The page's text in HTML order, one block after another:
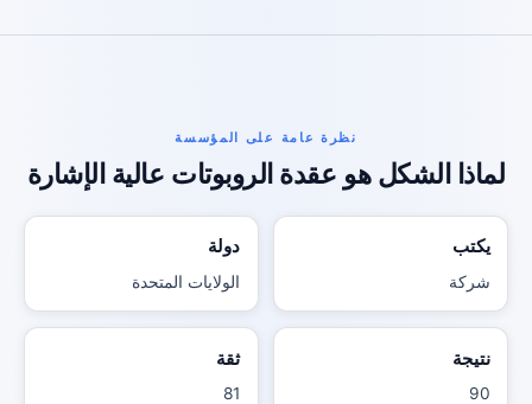
نظرة عامة على المؤسسة
لماذا الشكل هو عقدة الروبوتات عالية الإشارة
يكتب
شركة
دولة
الولايات المتحدة
نتيجة
90
ثقة
81